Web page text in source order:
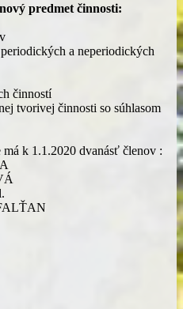
predmet činnosti:
a neperiodických
činností
tvorivej činnosti so súhlasom
k 1.1.2020 dvanásť členov :